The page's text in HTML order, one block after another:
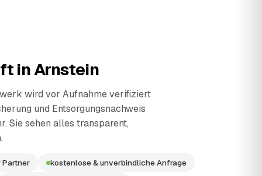
inArnstein
wird vor Aufnahme verifiziert
und Entsorgungsnachweis
Sie sehen alles transparent,
Partner kostenlose & unverbindliche Anfrage